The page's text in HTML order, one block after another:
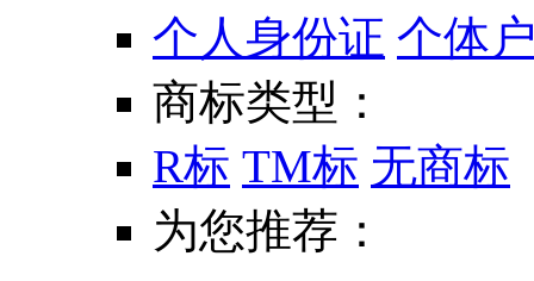
个人身份证 个体
商标类型：
R标 TM标 无商标
为您推荐：